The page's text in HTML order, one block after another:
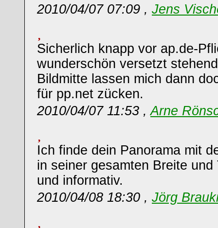
2010/04/07 07:09 , Jens
Sicherlich knapp vor ap.de-
wunderschön versetzt
Bildmitte lassen mich dann
für pp.net zücken.
2010/04/07 11:53 ,Arne
Ich finde dein Panorama mit
in seiner gesamten Breite
und informativ.
2010/04/08 18:30 , Jörg